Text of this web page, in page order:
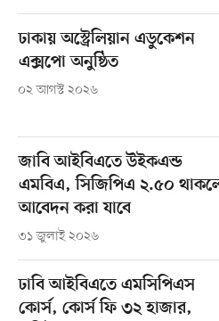
ঢাকায় অস্ট্রেলিয়ান এডুকেশন
এক্সপো অনুষ্ঠিত
০২ আগস্ট ২০২৬
জাবি আইবিএতে উইকএন্ড
এমবিএ, সিজিপিএ ২.৫০
আবেদন করা যাবে
৩১ জুলাই ২০২৬
ঢাবি আইবিএতে এমসিপিএস
কোর্স, কোর্স ফি ৩২ হাজার,